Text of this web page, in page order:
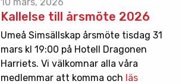
Kallelse till årsmöte 2026
Umeå Simsällskap årsmöte tisdag 31
mars kl 19:00 på Hotell Dragonen
Harriets. Vi välkomnar alla våra
medlemmar att komma och läs